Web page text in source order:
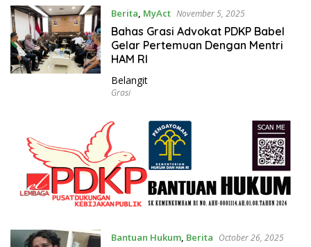
Berita, MyAct November 5, 2025
Bahas Grasi Advokat PDKP Babel
Gelar Pertemuan Dengan Mentri
HAM RI
Belangit
Grasi
Bantuan Hukum, Berita October 26, 2025